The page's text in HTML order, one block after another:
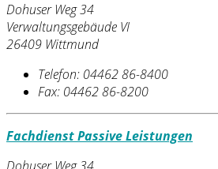
Dohuser Weg 34
Verwaltungsgebäude VI
26409 Wittmund
Telefon: 04462 86-8400
Fax: 04462 86-8200
Fachdienst Passive Leistungen